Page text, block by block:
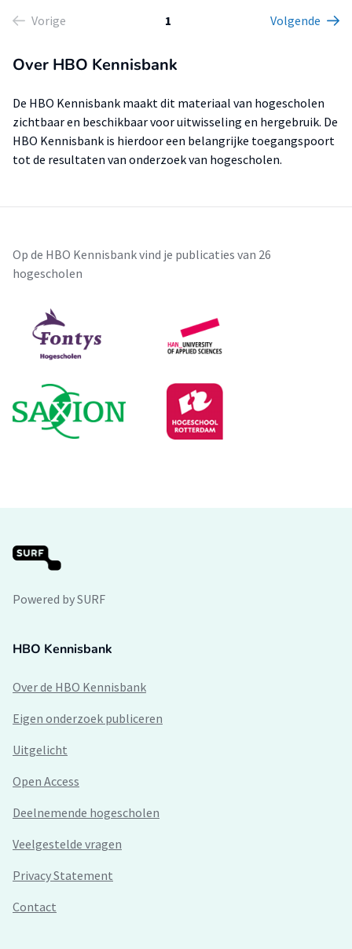
Vorige 1 Volgende
Over HBO Kennisbank
De HBO Kennisbank maakt dit materiaal van hogescholen
zichtbaar en beschikbaar voor uitwisseling en hergebruik. De
HBO Kennisbank is hierdoor een belangrijke toegangspoort
tot de resultaten van onderzoek van hogescholen.
Op de HBO Kennisbank vind je publicaties van 26
hogescholen
Powered by SURF
HBO Kennisbank
Over de HBO Kennisbank
Eigen onderzoek publiceren
Uitgelicht
Open Access
Deelnemende hogescholen
Veelgestelde vragen
Privacy Statement
Contact